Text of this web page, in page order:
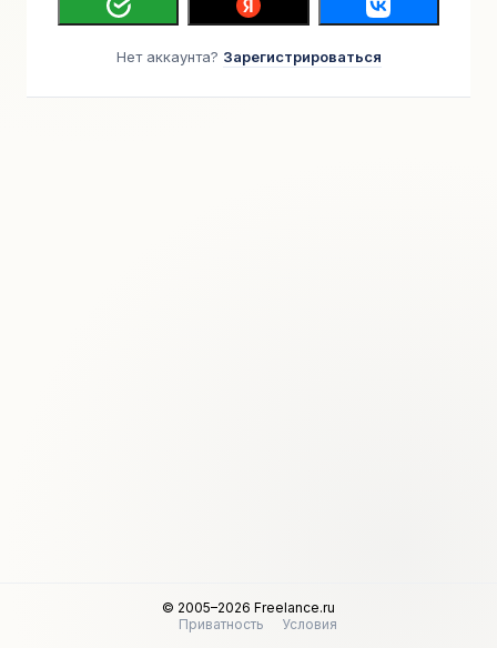
Нет аккаунта? Зарегистрироваться
© 2005–2026 Freelance.ru
Приватность
Условия